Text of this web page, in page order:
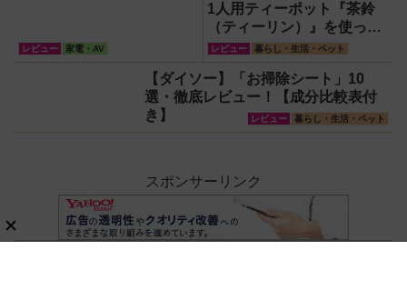
レビュー 家電・AV
1人用ティーポット『茶鈴
（ティーリン）』を使って
みた！川越の風鈴から着想
を得たかわいい見た目のリ
アルな使い勝手を徹底解説
レビュー 暮らし・生活・ペット
【ダイソー】「お掃除シート」10
選・徹底レビュー！【成分比較表付
き】
レビュー 暮らし・生活・ペット
スポンサーリンク